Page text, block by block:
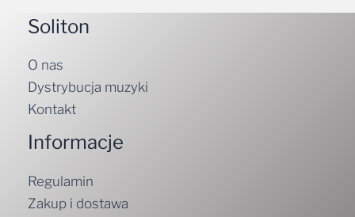
Soliton
O nas
Dystrybucja muzyki
Kontakt
Informacje
Regulamin
Zakup i dostawa